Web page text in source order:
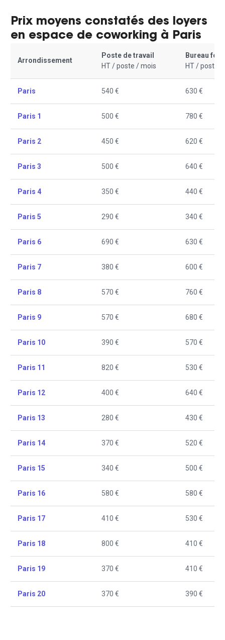
Prix moyens constatés des loyers
en espace de coworking à Paris
Arrondissement
Poste de travail
HT / poste / mois
Bureau
HT / poste /
Paris 540 € 630 €
Paris 1 500 € 780 €
Paris 2 450 € 620 €
Paris 3 500 € 640 €
Paris 4 350 € 440 €
Paris 5 290 € 340 €
Paris 6 690 € 630 €
Paris 7 380 € 600 €
Paris 8 570 € 760 €
Paris 9 570 € 680 €
Paris 10 390 € 570 €
Paris 11 820 € 530 €
Paris 12 400 € 640 €
Paris 13 280 € 430 €
Paris 14 370 € 520 €
Paris 15 340 € 500 €
Paris 16 580 € 580 €
Paris 17 410 € 530 €
Paris 18 800 € 410 €
Paris 19 370 € 410 €
Paris 20 370 € 390 €